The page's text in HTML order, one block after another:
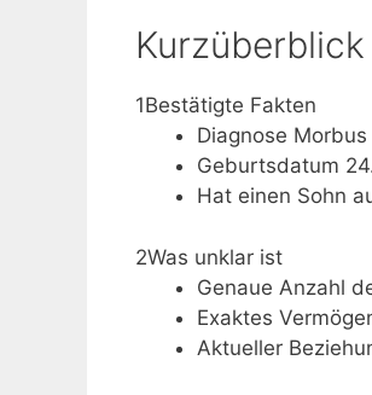
Kurzüberblick
1Bestätigte Fakten
Diagnose
Geburtsdatum
Hat einen Sohn
2Was unklar ist
Genaue Anzahl
Exaktes
Aktueller